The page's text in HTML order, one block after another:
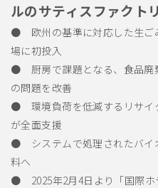
ルのサティスファクト
● 欧州の基準に対応した生ご
場に初投入
● 厨房で課題となる、食品廃
の問題を改善
● 環境負荷を低減するリサイ
が全面支援
● システムで処理されたバイ
料へ
● 2025年2月4日より「国際ホ